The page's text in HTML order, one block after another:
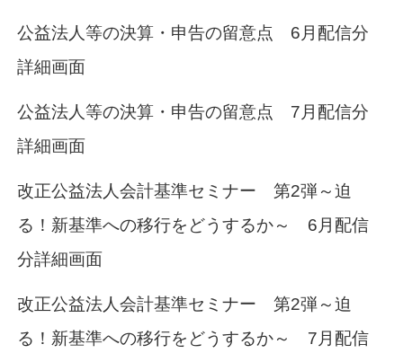
公益法人等の決算・申告の留意点 6月配信分
詳細画面
公益法人等の決算・申告の留意点 7月配信分
詳細画面
改正公益法人会計基準セミナー 第2弾～迫
る！新基準への移行をどうするか～ 6月配信
分詳細画面
改正公益法人会計基準セミナー 第2弾～迫
る！新基準への移行をどうするか～ 7月配信